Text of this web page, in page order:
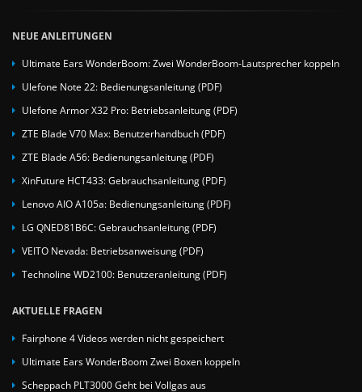
NEUE ANLEITUNGEN
Ultimate Ears WonderBoom: Zwei WonderBoom-Lautsprecher koppeln
Ulefone Note 22: Bedienungsanleitung (PDF)
Ulefone Armor X32 Pro: Betriebsanleitung (PDF)
ZTE Blade V70 Max: Benutzerhandbuch (PDF)
ZTE Blade A56: Bedienungsanleitung (PDF)
XinFuture HCT433: Gebrauchsanleitung (PDF)
Lenovo AIO A105a: Bedienungsanleitung (PDF)
LG QNED81B6C: Gebrauchsanleitung (PDF)
VEITO Nevada: Betriebsanweisung (PDF)
Technoline WD2100: Benutzeranleitung (PDF)
AKTUELLE FRAGEN
Fairphone 4 Videos werden nicht gespeichert
Ultimate Ears WonderBoom Zwei Boxen koppeln
Scheppach PLT3000 Geht bei Vollgas aus